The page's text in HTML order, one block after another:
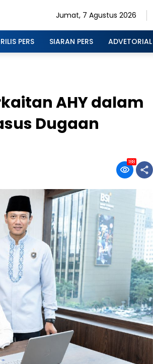
Jumat, 7 Agustus 2026
RILIS PERS SIARAN PERS ADVETORIAL
AHY dalam
Dugaan
188